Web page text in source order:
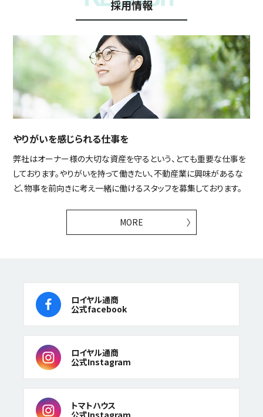
採用情報
やりがいを感じられる仕事を
弊社はオーナー様の大切な資産を守るという、とても重要な仕事を
しております。やりがいを持って働きたい、不動産業に興味があるな
ど、物事を前向きに考え一緒に働けるスタッフを募集しております。
MORE
ロイヤル通商
公式facebook
ロイヤル通商
公式Instagram
トマトハウス